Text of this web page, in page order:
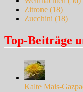
Zitrone (18)
Zucchini (18)
Top-Beiträge
Kalte Mais-